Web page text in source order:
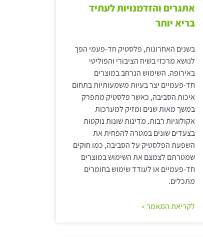
אתגרים והזדמנויות לעתיד
בריא יותר
בשנים האחרונות, פלסטיק חד-פעמי הפך
לנושא מרכזי בשיח הציבורי והפוליטי
באירופה. השימוש הנרחב במוצרים
חד-פעמיים יצר בעיות משמעותיות בתחום
איכות הסביבה, כאשר פלסטיק מתפרק
במשך מאות שנים ומזיק למערכות
אקולוגיות רבות. מדינות שונות נוקטות
בצעדים שונים במטרה להפחית את
השפעת הפלסטיק על הסביבה, כמו חוקים
שמטרתם לצמצם את השימוש במוצרים
חד-פעמיים או לעודד שימוש בחומרים
מתכלים.
לקריאת המאמר »